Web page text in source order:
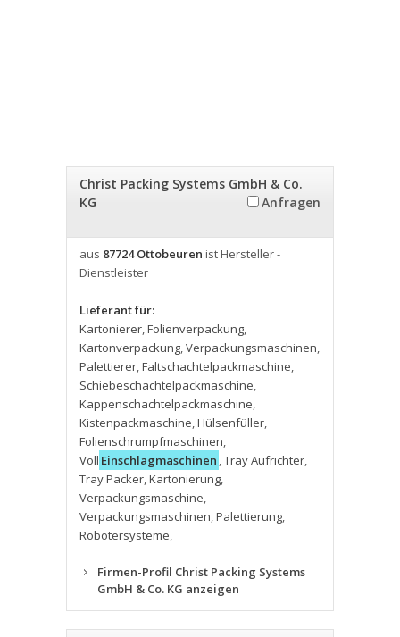
Christ Packing Systems GmbH & Co.
KG
Anfragen
aus 87724 Ottobeuren ist Hersteller -
Dienstleister
Lieferant für:
Kartonierer,Folienverpackung,
Kartonverpackung,Verpackungsmaschinen,
Palettierer,Faltschachtelpackmaschine,
Schiebeschachtelpackmaschine,
Kappenschachtelpackmaschine,
Kistenpackmaschine,Hülsenfüller,
Folienschrumpfmaschinen,
Voll Einschlagmaschinen ,Tray Aufrichter,
Tray Packer,Kartonierung,
Verpackungsmaschine,
Verpackungsmaschinen,Palettierung,
Robotersysteme,
Firmen-Profil Christ Packing Systems
GmbH & Co. KG anzeigen